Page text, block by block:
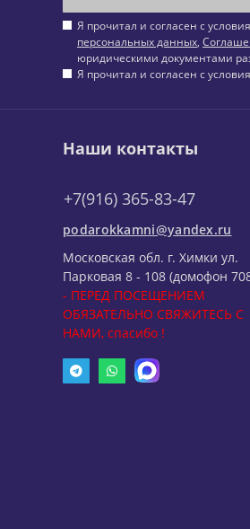
Я прочитал и согласен с
персональных данных,
юридическими документами
Я прочитал и согласен с
Наши контакты
+7(916) 365-83-47
podarokkamni@yandex.ru
Московская обл. г. Химки ул.
Парковая 8 - 108 (домофон
- ПЕРЕД ПОСЕЩЕНИЕМ
ОБЯЗАТЕЛЬНО СВЯЖИТЕСЬ С
НАМИ, спасибо !